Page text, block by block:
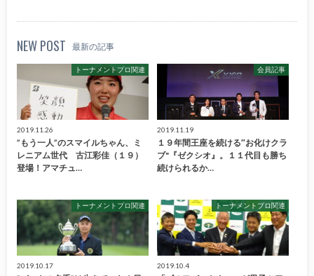
NEW POST 最新の記事
トーナメントプロ関連
2019.11.26
”もう一人”のスマイルちゃん、ミ
レニアム世代 古江彩佳（１９）
登場！アマチュ…
会員記事
2019.11.19
１９年間王座を続ける″お化けクラ
ブ"『ゼクシオ』。１１代目も勝ち
続けられるか…
トーナメントプロ関連
2019.10.17
トーナメントプロ関連
2019.10.4